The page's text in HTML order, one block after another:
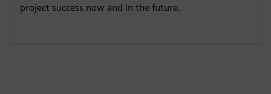
project success now and in the future.